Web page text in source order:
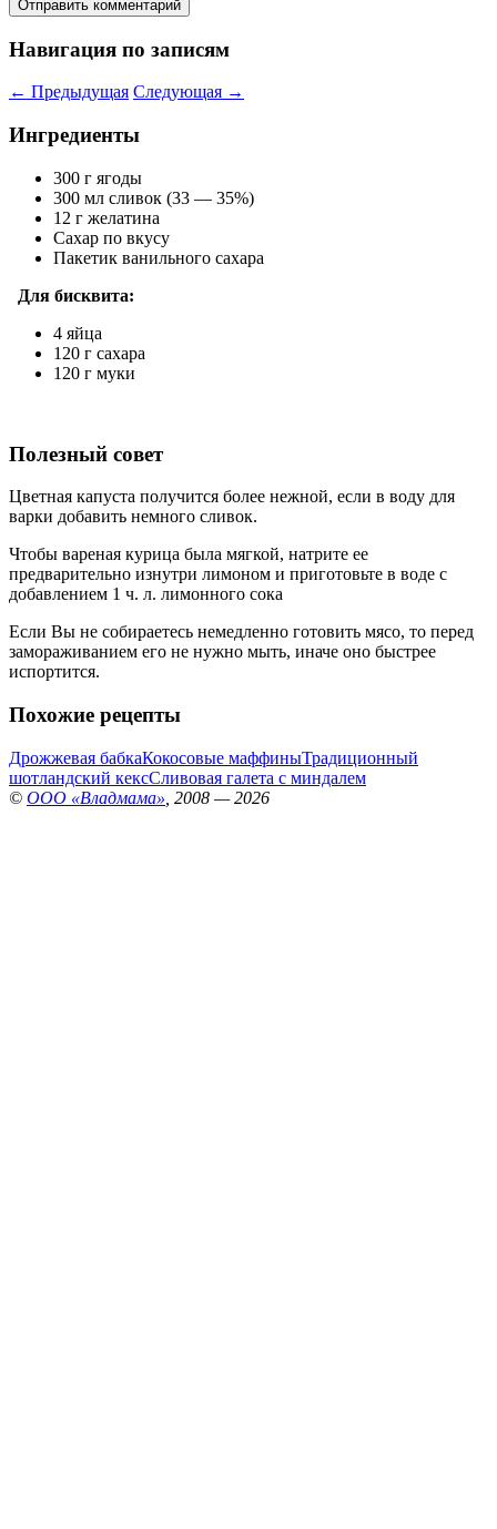
Навигация по записям
← Предыдущая Следующая →
Ингредиенты
300 г ягоды
300 мл сливок (33 — 35%)
12 г желатина
Сахар по вкусу
Пакетик ванильного сахара
Для бисквита:
4 яйца
120 г сахара
120 г муки
Полезный совет
Цветная капуста получится более нежной, если в воду для
варки добавить немного сливок.
Чтобы вареная курица была мягкой, натрите ее
предварительно изнутри лимоном и приготовьте в воде с
добавлением 1 ч. л. лимонного сока
Если Вы не собираетесь немедленно готовить мясо, то перед
замораживанием его не нужно мыть, иначе оно быстрее
испортится.
Похожие рецепты
Дрожжевая бабкаКокосовые маффиныТрадиционный
шотландский кексСливовая галета с миндалем
© ООО «Владмама» , 2008 — 2026